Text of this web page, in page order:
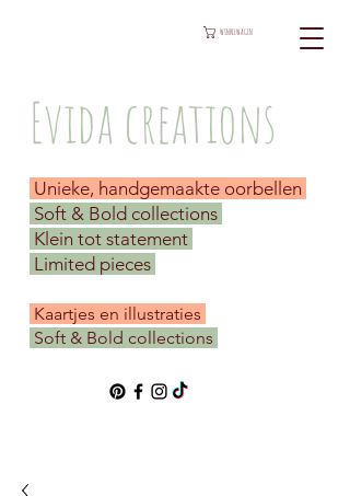
Evida creations
WINKELWAGEN
Unieke, handgemaakte oorbellen
Soft & Bold collections
Klein tot statement
Limited pieces
​ Kaartjes en illustraties
Soft & Bold collections